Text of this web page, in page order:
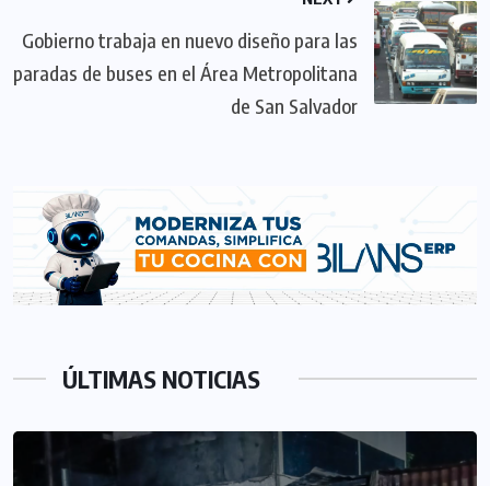
Gobierno trabaja en nuevo diseño para las
paradas de buses en el Área Metropolitana
de San Salvador
ÚLTIMAS NOTICIAS